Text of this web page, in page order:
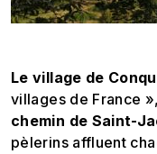
Le village de
villages de France
chemin de Saint-
pèlerins affluent